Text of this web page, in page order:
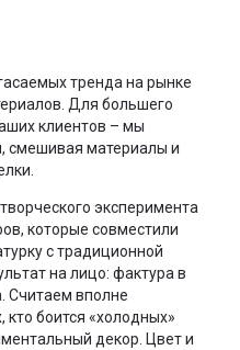
тренда на рынке
Для большего
клиентов – мы
смешивая материалы и
эксперимента
которые совместили
с традиционной
на лицо: фактура в
Считаем вполне
боится «холодных»
декор. Цвет и